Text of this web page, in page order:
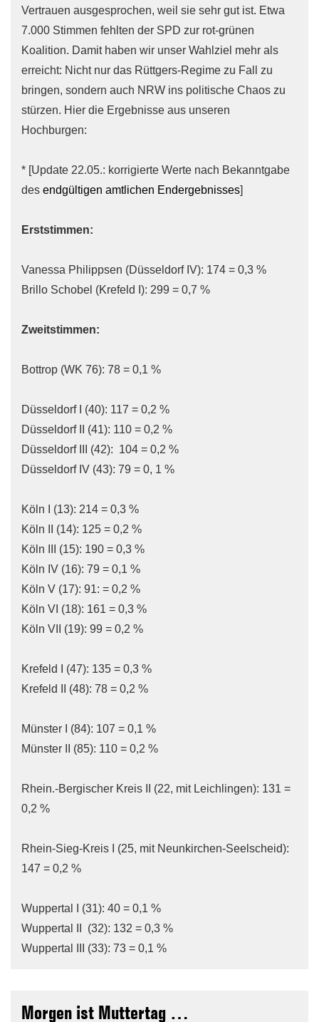
Vertrauen ausgesprochen, weil sie sehr gut ist. Etwa
7.000 Stimmen fehlten der SPD zur rot-grünen
Koalition. Damit haben wir unser Wahlziel mehr als
erreicht: Nicht nur das Rüttgers-Regime zu Fall zu
bringen, sondern auch NRW ins politische Chaos zu
stürzen. Hier die Ergebnisse aus unseren
Hochburgen:
* [Update 22.05.: korrigierte Werte nach Bekanntgabe
des endgültigen amtlichen Endergebnisses]
Erststimmen:
Vanessa Philippsen (Düsseldorf IV): 174 = 0,3 %
Brillo Schobel (Krefeld I): 299 = 0,7 %
Zweitstimmen:
Bottrop (WK 76): 78 = 0,1 %
Düsseldorf I (40): 117 = 0,2 %
Düsseldorf II (41): 110 = 0,2 %
Düsseldorf III (42): 104 = 0,2 %
Düsseldorf IV (43): 79 = 0, 1 %
Köln I (13): 214 = 0,3 %
Köln II (14): 125 = 0,2 %
Köln III (15): 190 = 0,3 %
Köln IV (16): 79 = 0,1 %
Köln V (17): 91: = 0,2 %
Köln VI (18): 161 = 0,3 %
Köln VII (19): 99 = 0,2 %
Krefeld I (47): 135 = 0,3 %
Krefeld II (48): 78 = 0,2 %
Münster I (84): 107 = 0,1 %
Münster II (85): 110 = 0,2 %
Rhein.-Bergischer Kreis II (22, mit Leichlingen): 131 =
0,2 %
Rhein-Sieg-Kreis I (25, mit Neunkirchen-Seelscheid):
147 = 0,2 %
Wuppertal I (31): 40 = 0,1 %
Wuppertal II (32): 132 = 0,3 %
Wuppertal III (33): 73 = 0,1 %
Morgen ist Muttertag …